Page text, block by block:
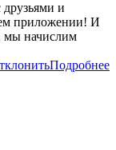
и
приложении! И
мы начислим
Подробнее